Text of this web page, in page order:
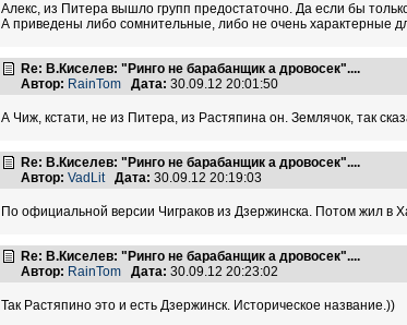
Алекс, из Питера вышло групп предостаточно. Да если бы
А приведены либо сомнительные, либо не очень характерные
Re: В.Киселев: "Ринго не барабанщик а дровосек"....
Автор: RainTom Дата: 30.09.12 20:01:50
А Чиж, кстати, не из Питера, из Растяпина он. Землячок, так
Re: В.Киселев: "Ринго не барабанщик а дровосек"....
Автор: VadLit Дата: 30.09.12 20:19:03
По официальной версии Чиграков из Дзержинска. Потом жил в
Re: В.Киселев: "Ринго не барабанщик а дровосек"....
Автор: RainTom Дата: 30.09.12 20:23:02
Так Растяпино это и есть Дзержинск. Историческое название.))